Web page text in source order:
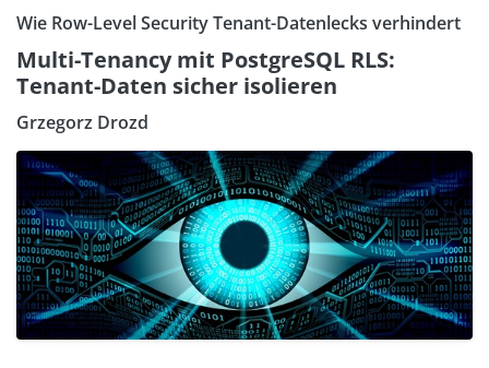
Wie Row-Level Security Tenant-Datenlecks verhindert
Multi-Tenancy mit PostgreSQL RLS:
Tenant-Daten sicher isolieren
Grzegorz Drozd